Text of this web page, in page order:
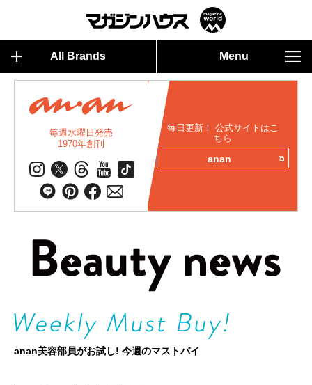
All Brands Menu
毎週水曜日発売
1970年創刊
毎日更新！ 公式サイトはこ
ちら
anan
anan美容部員がお試し! 今週のマストバイ